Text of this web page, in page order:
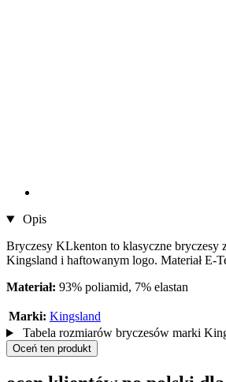
Opis
Bryczesy KLkenton to klasyczne bryczesy
Kingsland i haftowanym logo. Materiał E-
Materiał: 93% poliamid, 7% elastan
Marki: Kingsland
Tabela rozmiarów bryczesów marki
Oceń ten produkt